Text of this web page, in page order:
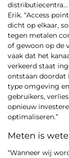
distributiecentra…
Erik. “Access
dicht op elkaar,
tegen metalen
of gewoon op de
vaak dat het
verkeerd staat
ontstaan doordat
type omgeving
gebruikers,
opnieuw
optimaliseren.”
Meten is
“Wanneer wij